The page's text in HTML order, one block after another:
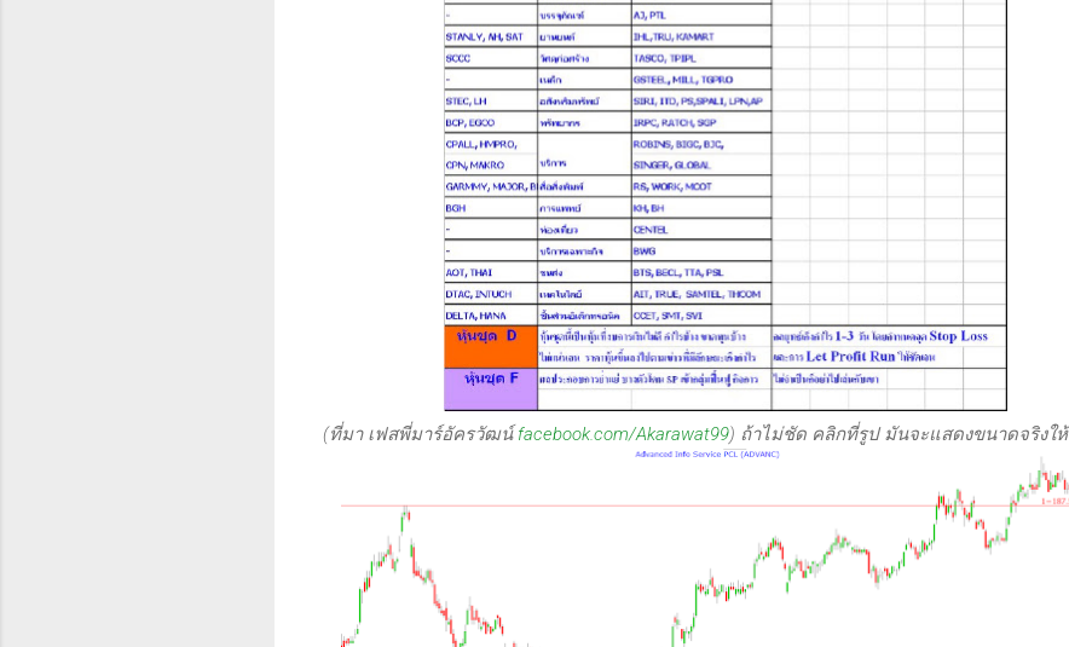
(ที่มา เฟสพี่มาร์อัครวัฒน์ facebook.com/Akarawat99) ถ้าไม่ชัด คลิกที่รูป มันจะแสดงขนาดจริงให้